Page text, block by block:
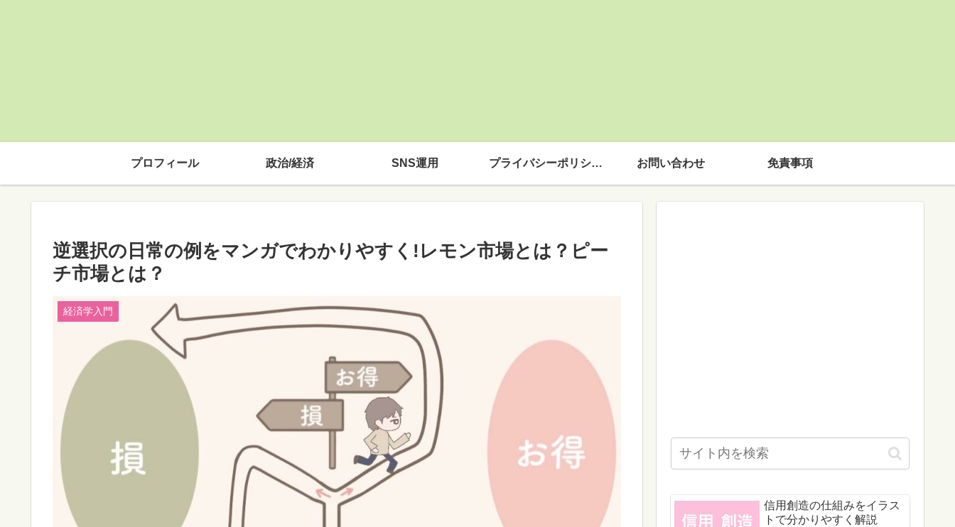
プロフィール 政治/経済 SNS運用 プライバシーポリシー お問い合わせ 免責事項
逆選択の日常の例をマンガでわかりやすく!レモン市場とは？ピー
チ市場とは？
経済学入門
信用創造の仕組みをイラス
トで分かりやすく解説